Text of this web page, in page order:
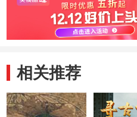
相关推荐